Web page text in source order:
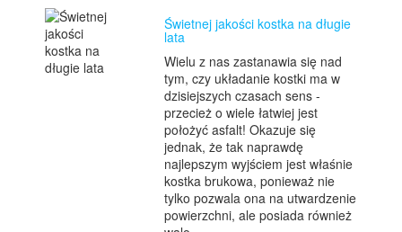
Świetnej jakości kostka na długie
lata
Wielu z nas zastanawia się nad
tym, czy układanie kostki ma w
dzisiejszych czasach sens -
przecież o wiele łatwiej jest
położyć asfalt! Okazuje się
jednak, że tak naprawdę
najlepszym wyjściem jest właśnie
kostka brukowa, ponieważ nie
tylko pozwala ona na utwardzenie
powierzchni, ale posiada również